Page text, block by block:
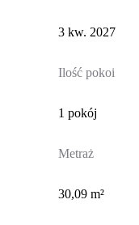
3 kw. 2027
Ilość pokoi
1 pokój
Metraż
30,09 m²